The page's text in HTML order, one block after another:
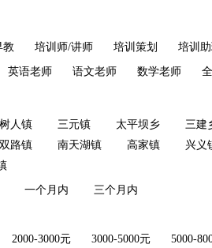
教 培训师/讲师 培训策划 培训
英语老师 语文老师 数学老师
树人镇 三元镇 太平坝乡 三建
双路镇 南天湖镇 高家镇 兴义
一个月内 三个月内
2000-3000元 3000-5000元 5000-